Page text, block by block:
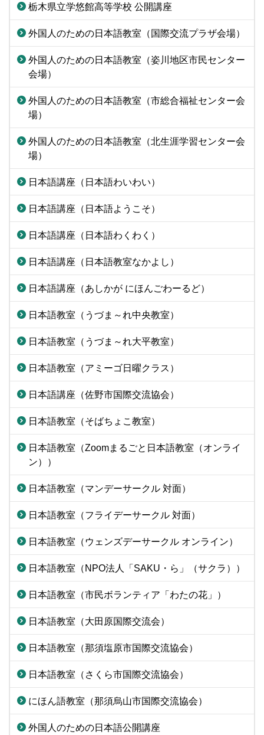
栃木県立学悠館高等学校 公開講座
外国人のための日本語教室（国際交流プラザ会場）
外国人のための日本語教室（姿川地区市民センター
会場）
外国人のための日本語教室（市総合福祉センター会
場）
外国人のための日本語教室（北生涯学習センター会
場）
日本語講座（日本語わいわい）
日本語講座（日本語ようこそ）
日本語講座（日本語わくわく）
日本語講座（日本語教室なかよし）
日本語講座（あしかが にほんごわーるど）
日本語教室（うづま～れ中央教室）
日本語教室（うづま～れ大平教室）
日本語教室（アミーゴ日曜クラス）
日本語講座（佐野市国際交流協会）
日本語教室（そばちょこ教室）
日本語教室（Zoomまるごと日本語教室（オンライ
ン））
日本語教室（マンデーサークル 対面）
日本語教室（フライデーサークル 対面）
日本語教室（ウェンズデーサークル オンライン）
日本語教室（NPO法人「SAKU・ら」（サクラ））
日本語教室（市民ボランティア「わたの花」）
日本語教室（大田原国際交流会）
日本語教室（那須塩原市国際交流協会）
日本語教室（さくら市国際交流協会）
にほん語教室（那須烏山市国際交流協会）
外国人のための日本語公開講座